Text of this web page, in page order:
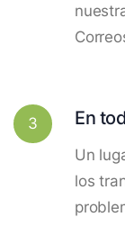
3 En
Un
los